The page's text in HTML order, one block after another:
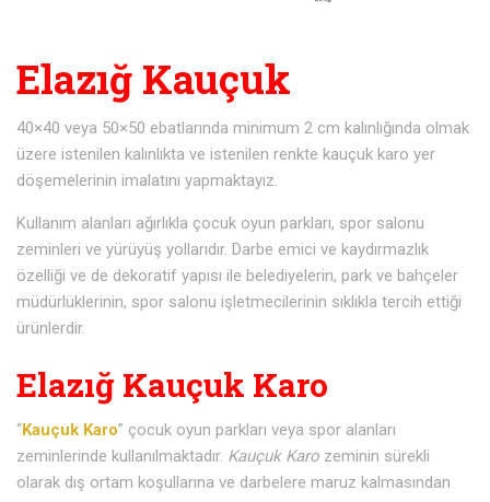
Elazığ Kauçuk
40×40 veya 50×50 ebatlarında minimum 2 cm kalınlığında olmak
üzere istenilen kalınlıkta ve istenilen renkte kauçuk karo yer
döşemelerinin imalatını yapmaktayız.
Kullanım alanları ağırlıkla çocuk oyun parkları, spor salonu
zeminleri ve yürüyüş yollarıdır. Darbe emici ve kaydırmazlık
özelliği ve de dekoratif yapısı ile belediyelerin, park ve bahçeler
müdürlüklerinin, spor salonu işletmecilerinin sıklıkla tercih ettiği
ürünlerdir.
Elazığ Kauçuk Karo
“Kauçuk Karo” çocuk oyun parkları veya spor alanları
zeminlerinde kullanılmaktadır. Kauçuk Karo zeminin sürekli
olarak dış ortam koşullarına ve darbelere maruz kalmasından